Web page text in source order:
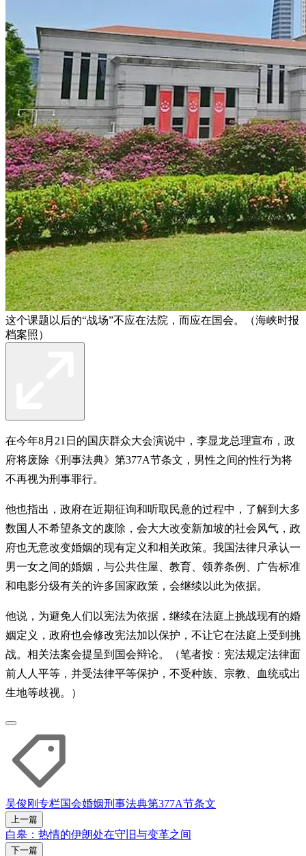
这个课题以后的“战场”不应在法院，而应在国会。（海峡时报
档案照）
在今年8月21日的国庆群众大会演说中，李显龙总理宣布，政
府将废除《刑事法典》第377A节条文，男性之间的性行为将
不再视为刑事罪行。
他也指出，政府在近期征询和听取民意的过程中，了解到大多
数国人不希望条文的废除，会大大改变新加坡的社会风气，政
府也无意改变婚姻的现有定义和相关政策。我国法律只承认一
男一女之间的婚姻，与公共住屋、教育、领养条例、广告标准
和电影分级有关的许多国家政策，会继续以此为依据。
他说，为避免人们以宪法为依据，继续在法庭上挑战现有的婚
姻定义，政府也会修改宪法加以保护，不让它在法庭上受到挑
战。相关法案会提呈到国会辩论。（笔者按：宪法规定法律面
前人人平等，并受法律平等保护，不受种族、宗教、血统或出
生地等歧视。）
吴俊刚专栏国会婚姻刑事法典第377A节条文
上一篇
白皋：热情的伊朗处在守旧与变革之间
下一篇